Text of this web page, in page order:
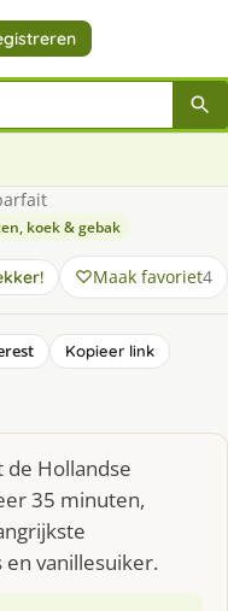
koek & gebak
Maak favoriet4
Kopieer link
Hollandse
35 minuten,
vanillesuiker.